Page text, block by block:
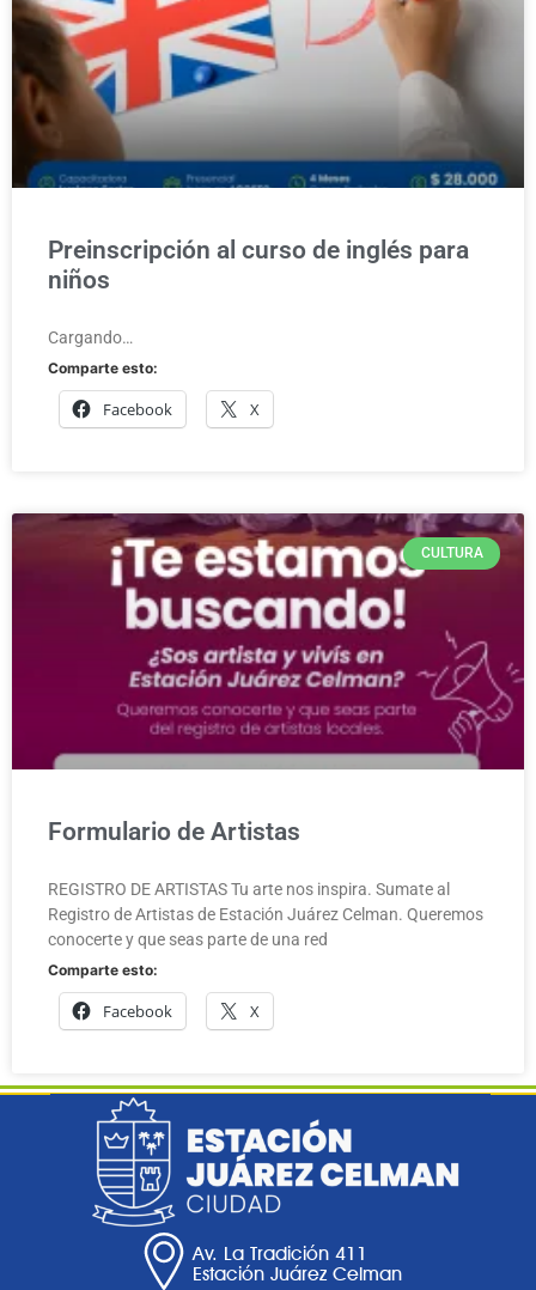
Preinscripción al curso de inglés para
niños
Cargando…
Comparte esto:
Facebook X
CULTURA
Formulario de Artistas
REGISTRO DE ARTISTAS Tu arte nos inspira. Sumate al
Registro de Artistas de Estación Juárez Celman. Queremos
conocerte y que seas parte de una red
Comparte esto:
Facebook X
Av. La Tradición 411
Estación Juárez Celman